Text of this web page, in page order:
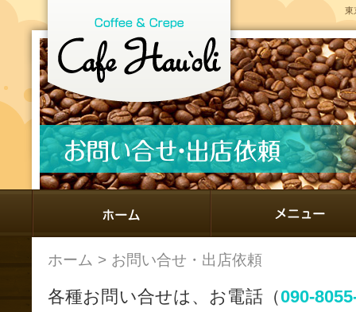
東
ホーム > お問い合せ・出店依頼
各種お問い合せは、お電話（090-